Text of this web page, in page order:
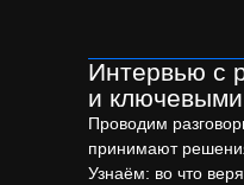
Интервью с
и
Проводим
принимают
Узнаём: во что